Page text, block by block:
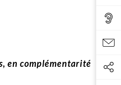
en complémentarité